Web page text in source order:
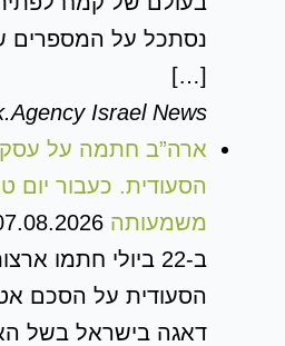
נסתכל על המספרים
[…]
Israel News
ארה”ב חתמה על
הסעודית. כעבור
משמעותה
ב-22 ביולי חתמו
הסעודית על הסכם
דאגה בישראל בשל